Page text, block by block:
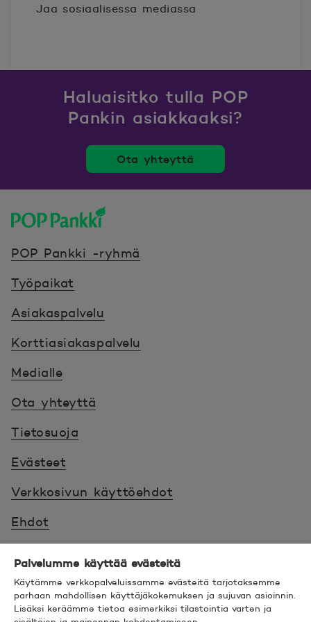
Jaa sosiaalisessa mediassa
Haluaisitko tulla POP
Pankin asiakkaaksi?
Ota yhteyttä
POP Pankki -ryhmä
Työpaikat
Asiakaspalvelu
Korttiasiakaspalvelu
Medialle
Ota yhteyttä
Tietosuoja
Evästeet
Verkkosivun käyttöehdot
Ehdot
Saavutettavuus
Hyödyllistä tietää
Palvelumme käyttää evästeitä
Käytämme verkkopalveluissamme evästeitä tarjotaksemme
parhaan mahdollisen käyttäjäkokemuksen ja sujuvan asioinnin.
Lisäksi keräämme tietoa esimerkiksi tilastointia varten ja